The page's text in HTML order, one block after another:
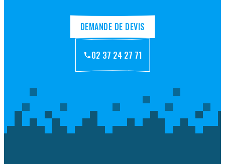
DEMANDE DE DEVIS
02 37 24 27 71